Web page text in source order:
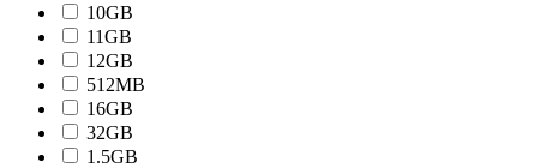
10GB
11GB
12GB
512MB
16GB
32GB
1.5GB